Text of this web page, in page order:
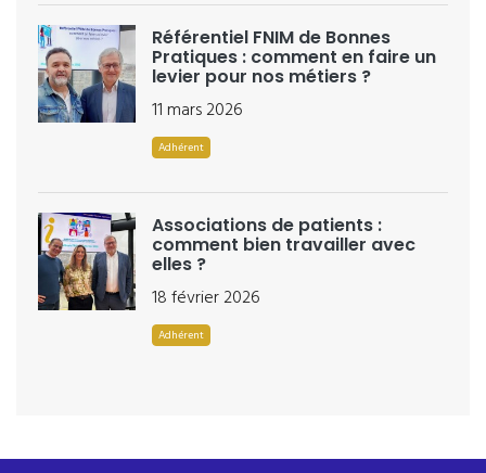
Référentiel FNIM de Bonnes
Pratiques : comment en faire un
levier pour nos métiers ?
11 mars 2026
Adhérent
Associations de patients :
comment bien travailler avec
elles ?
18 février 2026
Adhérent